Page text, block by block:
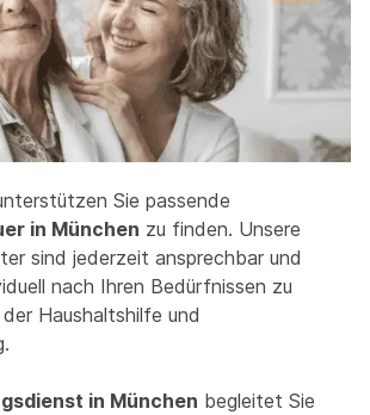
Sie passende
in München zu finden. Unsere
sind jederzeit ansprechbar und
nach Ihren Bedürfnissen zu
Haushaltshilfe und
in München begleitet Sie